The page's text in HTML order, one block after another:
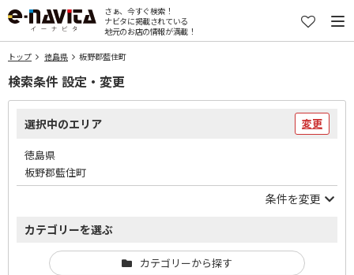
さぁ、今すぐ検索！
ナビタに掲載されている
地元のお店の情報が満載！
トップ 徳島県 板野郡藍住町
検索条件 設定・変更
選択中のエリア 変更
徳島県
板野郡藍住町
条件を変更
カテゴリーを選ぶ
カテゴリーから探す